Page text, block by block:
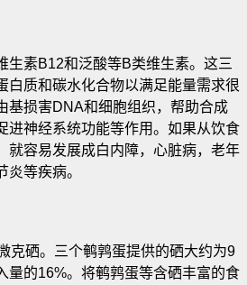
生素B12和泛酸等B类维生素。这三
白质和碳水化合物以满足能量需求很
基损害DNA和细胞组织，帮助合成
进神经系统功能等作用。如果从饮食
就容易发展成白内障，心脏病，老年
等疾病。
克硒。三个鹌鹑蛋提供的硒大约为9
量的16%。将鹌鹑蛋等含硒丰富的食